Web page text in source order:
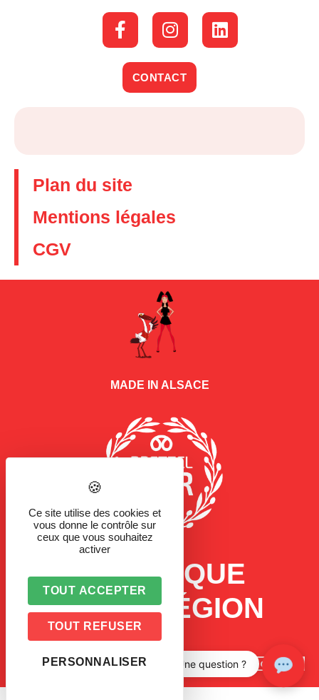
CONTACT
Plan du site
Mentions légales
CGV
MADE IN ALSACE
LA MARQUE
D'UNE RÉGION
Une question ?
Ce site utilise des cookies et
vous donne le contrôle sur
ceux que vous souhaitez
activer
TOUT ACCEPTER
TOUT REFUSER
PERSONNALISER